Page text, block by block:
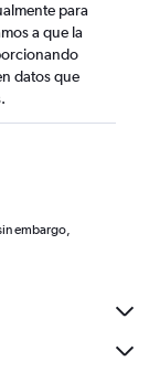
para
a que la
datos que
embargo,